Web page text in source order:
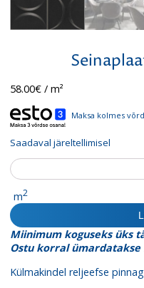
58.00€/ m²
Maksa kolmes
Saadaval järeltellimisel
Seinaplaat
Eclipse
Black
kogus
m2
Miinimum koguseks üks
Ostu korral ümardatakse
Külmakindel reljeefse